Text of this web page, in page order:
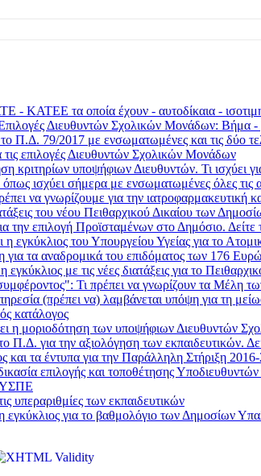
- ΚΑΤΕΕ τα οποία έχουν - αυτοδίκαια -
Διευθυντών Σχολικών Μονάδων: Βήμα -
Π.Δ. 79/2017 με ενσωματωμένες και τις δύο
τις επιλογές Διευθυντών Σχολικών Μονάδων
κριτηρίων υποψήφιων Διευθυντών. Τι
ισχύει σήμερα με ενσωματωμένες όλες τις
να γνωρίζουμε για την
του νέου Πειθαρχικού Δικαίου των
την επιλογή Προϊσταμένων στο Δημόσιο.
η εγκύκλιος του Υπουργείου Υγείας για το
τα αναδρομικά του επιδόματος των 176 Ευρώ
με τις νέες διατάξεις για το
Τι πρέπει να γνωρίζουν τα Μέλη
(πρέπει να) λαμβάνεται υπόψη για τη
κατάλογος
η μοριοδότηση των υποψήφιων Διευθυντών
Π.Δ. για την αξιολόγηση των εκπαιδευτικών.
και τα έντυπα για την Παράλληλη Στήριξη
επιλογής και τοποθέτησης
υπεραριθμίες των εκπαιδευτικών
εγκύκλιος για το βαθμολόγιο των Δημοσίων